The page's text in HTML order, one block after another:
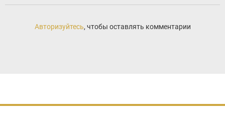
Авторизуйтесь, чтобы оставлять комментарии